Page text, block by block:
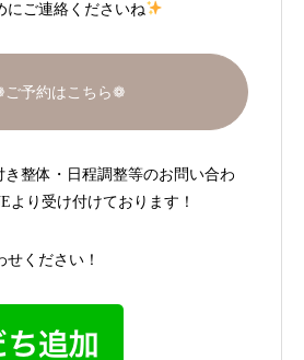
にご連絡くださいね
予約はこちら❁
き整体・日程調整等のお問い合わ
より受け付けております！
ください！